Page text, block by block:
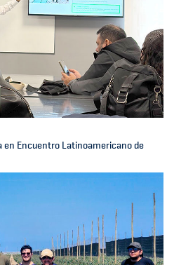
en Encuentro Latinoamericano de